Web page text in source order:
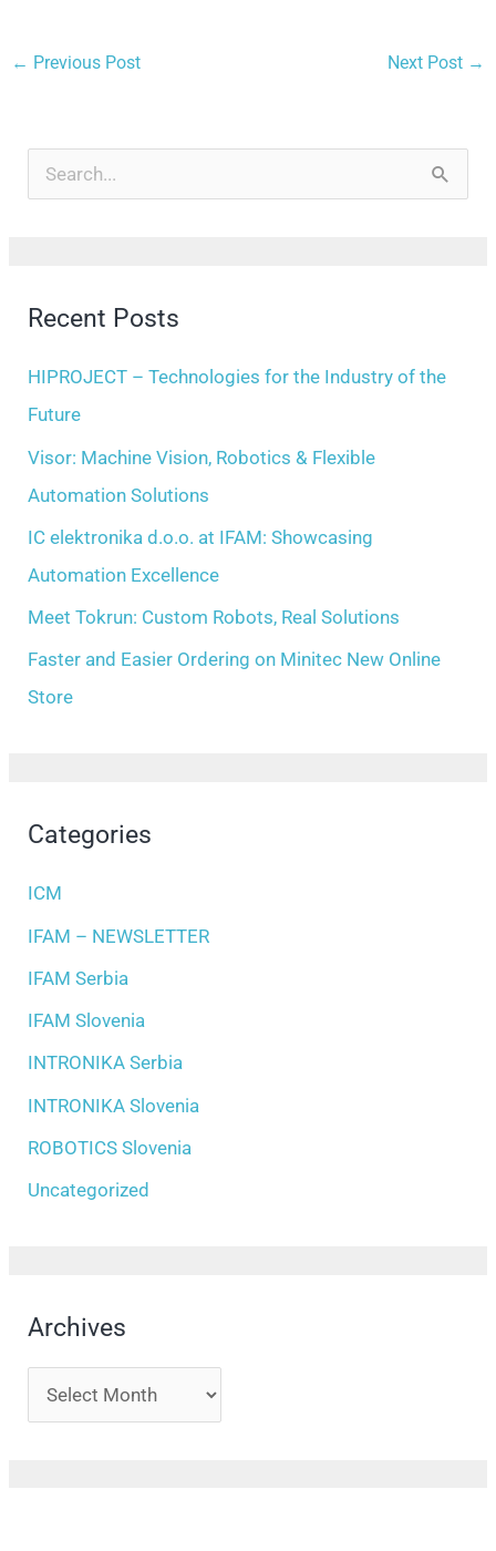
← Previous Post Next Post →
c
h
f
Recent Posts
HIPROJECT – Technologies for the Industry of the
Future
Visor: Machine Vision, Robotics & Flexible
Automation Solutions
IC elektronika d.o.o. at IFAM: Showcasing
Automation Excellence
Meet Tokrun: Custom Robots, Real Solutions
Faster and Easier Ordering on Minitec New Online
Store
Categories
ICM
IFAM – NEWSLETTER
IFAM Serbia
IFAM Slovenia
INTRONIKA Serbia
INTRONIKA Slovenia
ROBOTICS Slovenia
Uncategorized
Archives
c
v